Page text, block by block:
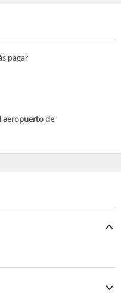
pagar
aeropuerto de